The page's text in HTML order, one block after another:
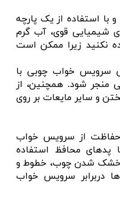
استفاده از یک پارچه
شیمیایی قوی، آب گرم
نکنید زیرا ممکن است
سرویس خواب چوبی با
منجر شود. همچنین، از
و سایر مایعات بر روی
حفاظت از سرویس خواب
پد‌های محافظ استفاده
خشک شدن چوب، خطوط و
دربرابر سرویس خواب